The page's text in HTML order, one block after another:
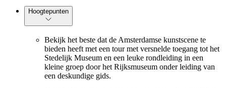
Hoogtepunten
Bekijk het beste dat de Amsterdamse kunstscene te
bieden heeft met een tour met versnelde toegang tot het
Stedelijk Museum en een leuke rondleiding in een
kleine groep door het Rijksmuseum onder leiding van
een deskundige gids.